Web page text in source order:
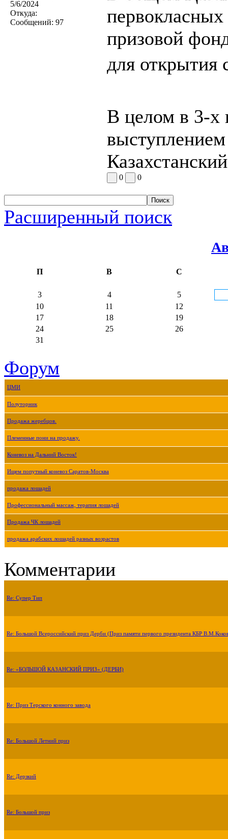
5/6/2024
Откуда:
Сообщений: 97
призовой
для открытия
В целом в 3-х
0 0
Расширенный поиск
П В С
3 4
5
10
11
12
17
18
19
24
25
26
31
Форум
ЦМИ
Полуторник
Продажа жеребцов.
Племенные пони на продажу.
Коневоз на Дальний Восток!
Ищем попутный коневоз Саратов-Москва
продажа лошадей
Профессиональный массаж, терапия лошадей
Продажа ЧК лошадей
продажа арабских лошадей разных возрастов
Комментарии
Re: Супер Тип
Re: Большой Всероссийский приз Дерби (Приз памяти первого президента КБР
Re: «БОЛЬШОЙ КАЗАНСКИЙ ПРИЗ» (ДЕРБИ)
Re: Приз Терского конного завода
Re: Большой Летний приз
Re: Дерзкий
Re: Большой приз